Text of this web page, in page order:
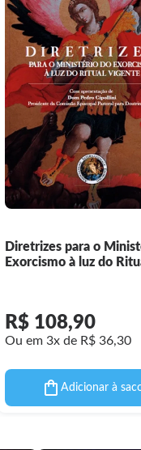
Diretrizes para o
Exorcismo à luz do
R$ 108,90
Ou em 3x de R$ 36,30
Adicionar à